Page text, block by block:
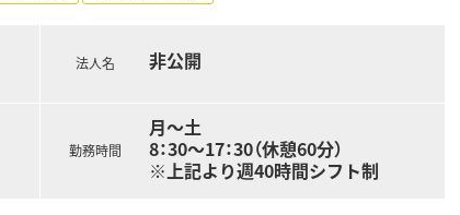
法人名 非公開
勤務時間
月～土
8：30～17：30（休憩60分）
※上記より週40時間シフト制